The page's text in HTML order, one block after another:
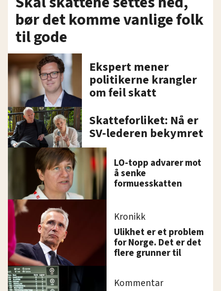
bør det komme vanlige folk
til gode
Ekspert mener
politikerne krangler
om feil skatt
Skatteforliket: Nå er
SV-lederen bekymret
LO-topp advarer mot
å senke
formuesskatten
Kronikk
Ulikhet er et problem
for Norge. Det er det
flere grunner til
Kommentar